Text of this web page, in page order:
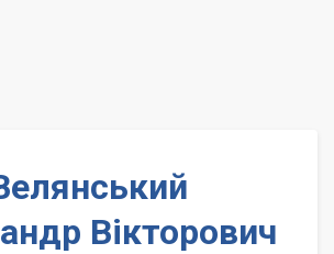
Вікторович